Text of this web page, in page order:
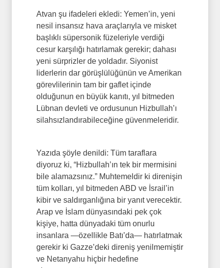
Atvan şu ifadeleri ekledi: Yemen’in, yeni
nesil insansız hava araçlarıyla ve misket
başlıklı süpersonik füzeleriyle verdiği
cesur karşılığı hatırlamak gerekir; dahası
yeni sürprizler de yoldadır. Siyonist
liderlerin dar görüşlülüğünün ve Amerikan
görevlilerinin tam bir gaflet içinde
olduğunun en büyük kanıtı, yıl bitmeden
Lübnan devleti ve ordusunun Hizbullah’ı
silahsızlandırabileceğine güvenmeleridir.
Yazıda şöyle denildi: Tüm taraflara
diyoruz ki, “Hizbullah’ın tek bir mermisini
bile alamazsınız.” Muhtemeldir ki direnişin
tüm kolları, yıl bitmeden ABD ve İsrail’in
kibir ve saldırganlığına bir yanıt verecektir.
Arap ve İslam dünyasındaki pek çok
kişiye, hatta dünyadaki tüm onurlu
insanlara —özellikle Batı’da— hatırlatmak
gerekir ki Gazze’deki direniş yenilmemiştir
ve Netanyahu hiçbir hedefine